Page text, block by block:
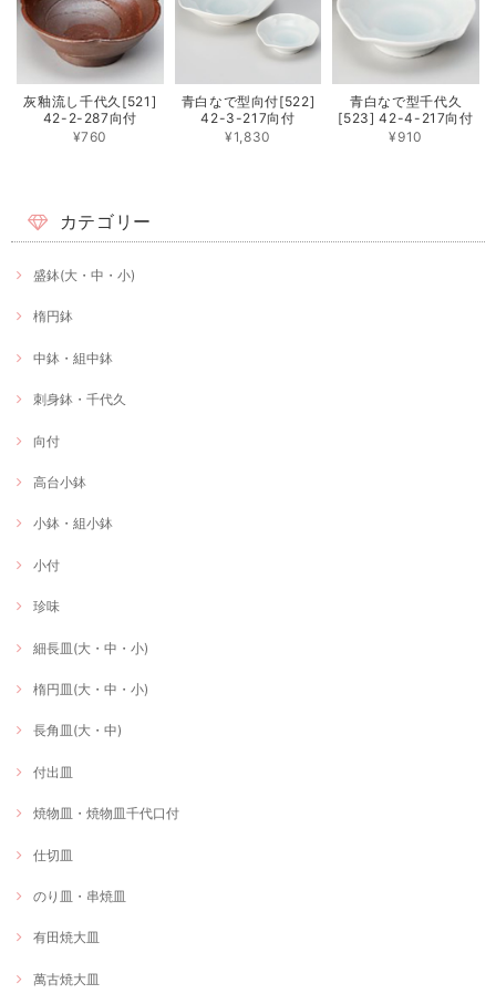
灰釉流し千代久[521]
42-2-287向付
¥760
青白なで型向付[522]
42-3-217向付
¥1,830
青白なで型千代久
[523] 42-4-217向付
¥910
カテゴリー
盛鉢(大・中・小)
楕円鉢
中鉢・組中鉢
刺身鉢・千代久
向付
高台小鉢
小鉢・組小鉢
小付
珍味
細長皿(大・中・小)
楕円皿(大・中・小)
長角皿(大・中)
付出皿
焼物皿・焼物皿千代口付
仕切皿
のり皿・串焼皿
有田焼大皿
萬古焼大皿